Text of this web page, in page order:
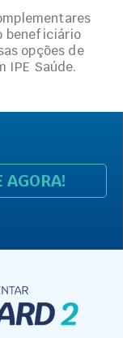
beneficiário
opções de
IPE Saúde.
AGORA!